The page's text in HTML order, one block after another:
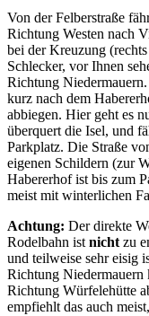
Von der Felberstraße
Richtung Westen nach
bei der Kreuzung
Schlecker, vor Ihnen
Richtung
kurz nach dem
abbiegen. Hier geht es
überquert die Isel, und
Parkplatz. Die Straße
eigenen Schildern (zur
Habererhof ist bis zum
meist mit winterlichen
Achtung: Der direkte
Rodelbahn ist nicht zu
und teilweise sehr eisig
Richtung Niedermauern
Richtung Würfelehütte
empfiehlt das auch